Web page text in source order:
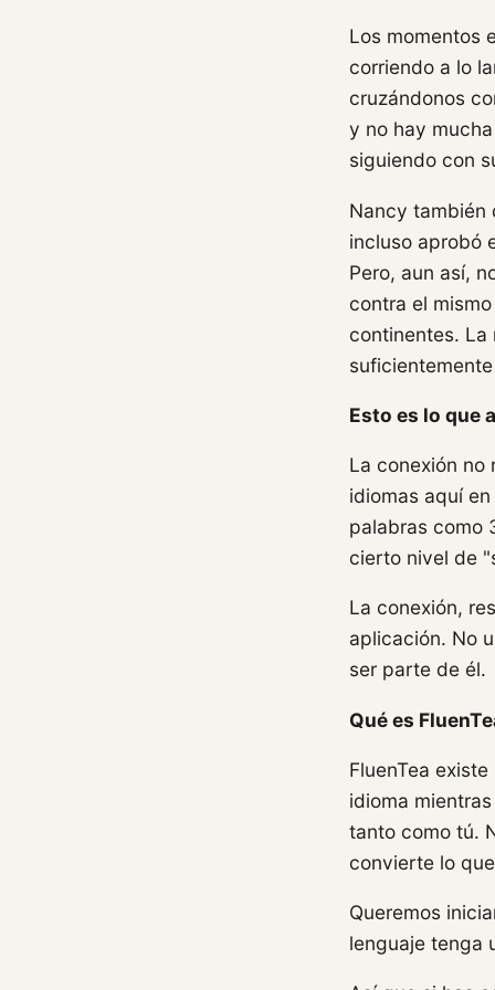
Los momentos
corriendo a lo
cruzándonos
y no hay
siguiendo con
Nancy también
incluso aprobó
Pero, aun así,
contra el
continentes. La
Esto es lo que
La conexión no
idiomas aquí
palabras como
cierto nivel de
La conexión,
aplicación. No
ser parte de él.
Qué es
FluenTea
idioma
tanto como tú.
convierte lo
Queremos
lenguaje tenga